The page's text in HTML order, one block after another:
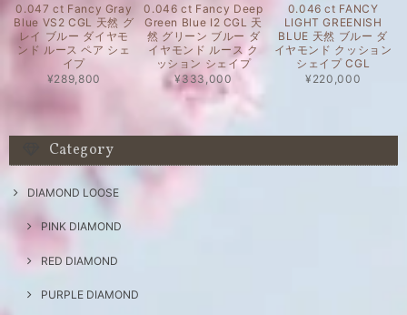
0.047 ct Fancy Gray
Blue VS2 CGL 天然 グ
レイ ブルー ダイヤモ
ンド ルース ペア シェ
イプ
¥289,800
0.046 ct Fancy Deep
Green Blue I2 CGL 天
然 グリーン ブルー ダ
イヤモンド ルース ク
ッション シェイプ
¥333,000
0.046 ct FANCY
LIGHT GREENISH
BLUE 天然 ブルー ダ
イヤモンド クッション
シェイプ CGL
¥220,000
Category
DIAMOND LOOSE
PINK DIAMOND
RED DIAMOND
PURPLE DIAMOND